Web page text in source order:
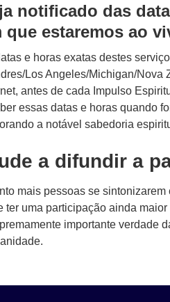
notificado das
que estaremos ao
e horas exatas destes
Los Angeles/Michigan/Nova
antes de cada Impulso
essas datas e horas quando
a notável sabedoria
a difundir a
mais pessoas se
ter uma participação ainda
importante verdade